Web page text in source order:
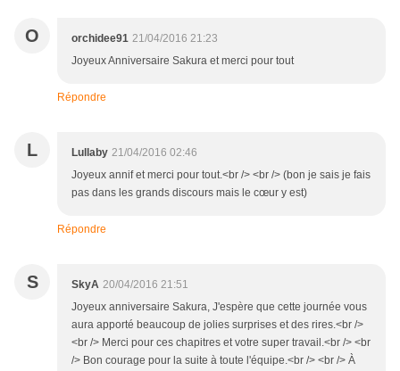
O orchidee91 21/04/2016 21:23
Joyeux Anniversaire Sakura et merci pour tout
Répondre
L Lullaby 21/04/2016 02:46
Joyeux annif et merci pour tout.<br /> <br /> (bon je sais je fais
pas dans les grands discours mais le cœur y est)
Répondre
S SkyA 20/04/2016 21:51
Joyeux anniversaire Sakura, J'espère que cette journée vous
aura apporté beaucoup de jolies surprises et des rires.<br />
<br /> Merci pour ces chapitres et votre super travail.<br /> <br
/> Bon courage pour la suite à toute l'équipe.<br /> <br /> À